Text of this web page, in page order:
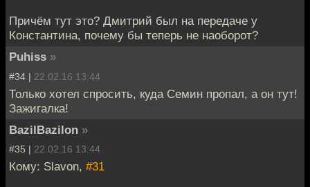
Причём тут это? Дмитрий был на передаче у
Константина, почему бы теперь не наоборот?
Puhiss »
#34 | 22.02.16 13:44
Только хотел спросить, куда Семин пропал, а он тут!
Зажигалка!
BazilBazilon »
#35 | 22.02.16 13:44
Кому: Slavon, #31